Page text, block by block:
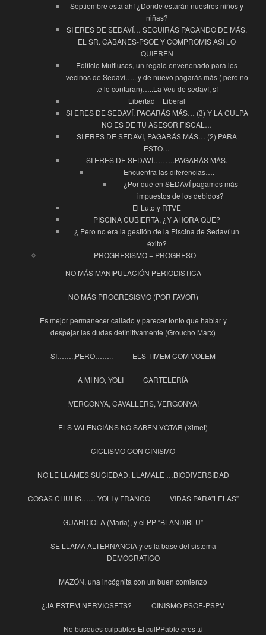
Septiembre está ahí ¿Donde estarán nuestros niños y
niñas?
SI ERES DE SEDAVÍ… SEGUIRÁS PAGANDO DE MÁS.
EL SR. CABANES-PSOE Y COMPROMIS ASI LO
QUIEREN
Edificio Multiusos, un regalo envenenado para los
vecinos de Sedaví….. y de nuevo pagarás más ( pero no
te lo contaran)…..La Veu de sedaví, sí
Libertad = Liberal
SI ERES DE SEDAVÍ, PAGARÁS MÁS… (3) Y LA CULPA
NO ES DE TU ASESOR FISCAL…
SI ERES DE SEDAVI, PAGARÁS MÁS… (2) PARA
ESTO…
SI ERES DE SEDAVÍ….. ….PAGARÁS MÁS.
Encuentra las diferencias….
¿Por qué en SEDAVÍ pagamos más
impuestos de los debidos?
El Luto y RTVE
PISCINA CUBIERTA, ¿Y AHORA QUE?
¿ Pero no era la gestión de la Piscina de Sedaví un
éxito?
PROGRESISMO ǂ PROGRESO
NO MÁS MANIPULACIÓN PERIODISTICA
NO MÁS PROGRESISMO (POR FAVOR)
Es mejor permanecer callado y parecer tonto que hablar y
despejar las dudas definitivamente (Groucho Marx)
SI…….,PERO…….. ELS TIMEM COM VOLEM
A MI NO, YOLI CARTELERÍA
!VERGONYA, CAVALLERS, VERGONYA!
ELS VALENCIÁNS NO SABEN VOTAR (Ximet)
CICLISMO CON CINISMO
NO LE LLAMES SUCIEDAD, LLAMALE …BIODIVERSIDAD
COSAS CHULIS…… YOLI y FRANCO VIDAS PARA”LELAS”
GUARDIOLA (María), y el PP “BLANDIBLU”
SE LLAMA ALTERNANCIA y es la base del sistema
DEMOCRATICO
MAZÓN, una incógnita con un buen comienzo
¿JA ESTEM NERVIOSETS? CINISMO PSOE-PSPV
No busques culpables El culPPable eres tú